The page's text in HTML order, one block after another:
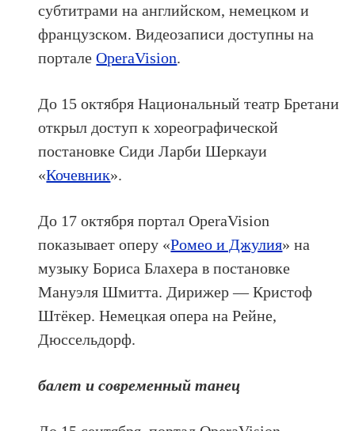
субтитрами на английском, немецком и
французском. Видеозаписи доступны на
порталеOperaVision.
До 15 октября Национальный театр Бретани
открыл доступ к хореографической
постановке Сиди Ларби Шеркауи
«Кочевник».
До 17 октября портал OperaVision
показывает оперу «Ромео и Джулия» на
музыку Бориса Блахера в постановке
Мануэля Шмитта. Дирижер — Кристоф
Штёкер. Немецкая опера на Рейне,
Дюссельдорф.
балет и современный танец